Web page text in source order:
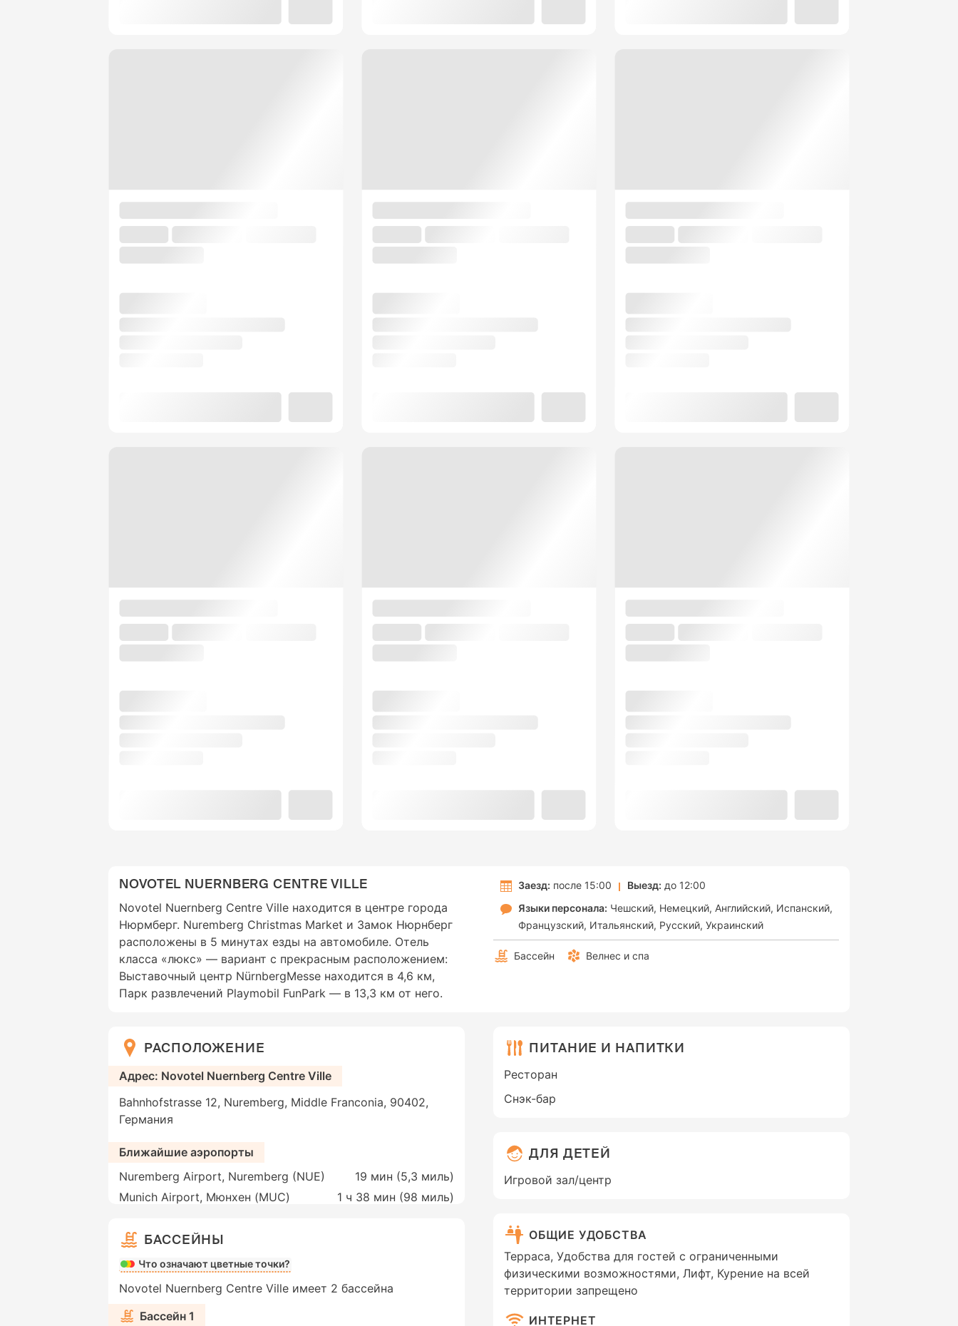
NOVOTEL NUERNBERG CENTRE VILLE
Novotel Nuernberg Centre Ville находится в центре города
Нюрмберг. Nuremberg Christmas Market и Замок Нюрнберг
расположены в 5 минутах езды на автомобиле. Отель
класса «люкс» — вариант с прекрасным расположением:
Выставочный центр NürnbergMesse находится в 4,6 км,
Парк развлечений Playmobil FunPark — в 13,3 км от него.
Заезд: после 15:00 Выезд: до 12:00
Языки персонала: Чешский Немецкий Английский Испанский
Французский Итальянский Русский Украинский
Бассейн Велнес и спа
РАСПОЛОЖЕНИЕ
Адрес: Novotel Nuernberg Centre Ville
Bahnhofstrasse 12, Nuremberg, Middle Franconia, 90402,
Германия
Ближайшие аэропорты
Nuremberg Airport, Nuremberg (NUE)
19 мин (5,3 миль)
Munich Airport, Мюнхен (MUC)
1 ч 38 мин (98 миль)
БАССЕЙНЫ
Что означают цветные точки?
Novotel Nuernberg Centre Ville имеет 2 бассейна
Бассейн 1
ПИТАНИЕ И НАПИТКИ
Ресторан
Снэк-бар
ДЛЯ ДЕТЕЙ
Игровой зал/центр
ОБЩИЕ УДОБСТВА
Терраса, Удобства для гостей с ограниченными
физическими возможностями, Лифт, Курение на всей
территории запрещено
ИНТЕРНЕТ